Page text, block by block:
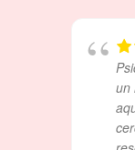
un